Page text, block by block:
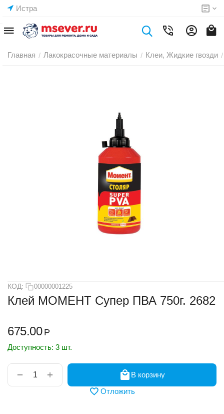
Истра
Главная / Лакокрасочные материалы / Клеи, Жидкие гвозди /
КОД: 00000001225
Клей МОМЕНТ Супер ПВА 750г. 2682
675.00 Р
Доступность: 3 шт.
+
−
В корзину
Отложить